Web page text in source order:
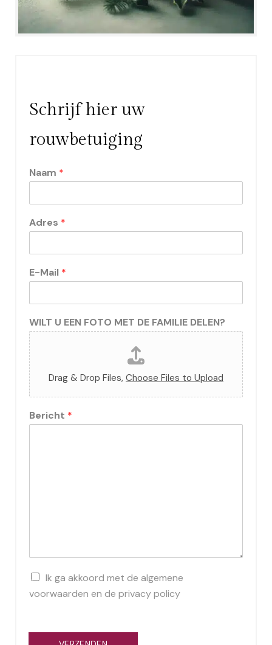
Schrijf hier uw
rouwbetuiging
Naam *
Adres *
E-Mail *
WILT U EEN FOTO MET DE FAMILIE DELEN?
Drag & Drop Files, Choose Files to Upload
Bericht *
B
v
t
Ik ga akkoord met de algemene
voorwaarden en de privacy policy